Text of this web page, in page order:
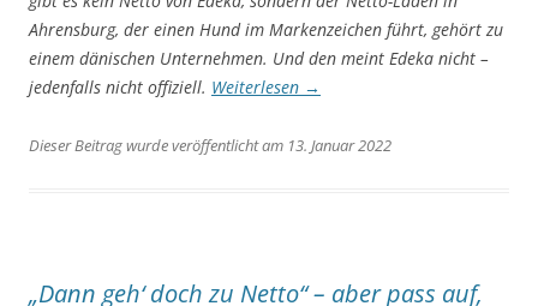
Ahrensburg, der einen Hund im Markenzeichen führt, gehört zu
einem dänischen Unternehmen. Und den meint Edeka nicht –
jedenfalls nicht offiziell. Weiterlesen →
Dieser Beitrag wurde veröffentlicht am 13. Januar 2022
„Dann geh‘ doch zu Netto“ – aber pass auf,